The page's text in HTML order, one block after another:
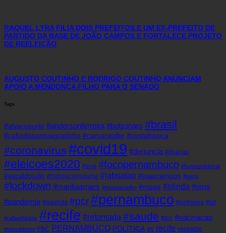
RAQUEL LYRA FILIA DOIS PREFEITOS E UM EX-PREFEITO DE
PARTIDO DA BASE DE JOÃO CAMPOS E FORTALECE PROJETO
DE REELEIÇÃO
AUGUSTO COUTINHO E RODRIGO COUTINHO ANUNCIAM
APOIO A MENDONÇA FILHO PARA O SENADO
Tags
#alvaroporto #andersonferreira #bolsonaro #brasil
#cabodesantoagostinho #camaragibe #cestabasica
#coronavirus #covid19 #denuncia #doacao
#eleicoes2020 #eua #focopernambuco #fundaoeleitoral
#geraldojulio #hidroxicloroquina #jaboatao #joaocampos #leitos
#lockdown #mariliaarraes #miguelcoelho #mppe #olinda #oms
#pandemia #paulista #pcr#pernambuco #petrolina #pt
#rafaeldantas #recife #retomada #saude #tce #vacinacao
#vereadores FBC PERNAMBUCO POLÍTICA pp recife vereador